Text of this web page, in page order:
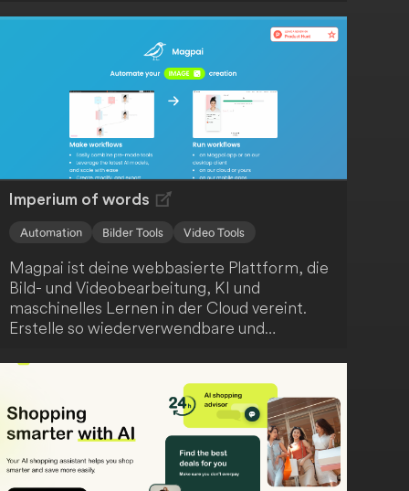
Team oder deine Kunden nur mit den
relevantesten Informationen versorgt
werden. Profitiere von einer effizienten und
ansprechenden Kommunikation.
Imperium of words
Automation Bilder Tools Video Tools
Magpai ist deine webbasierte Plattform, die
Bild- und Videobearbeitung, KI und
maschinelles Lernen in der Cloud vereint.
Erstelle so wiederverwendbare und
hinaus fördert Magpai die Zusammenarbeit,
indem es Bearbeitungsknotenpunkte für dein
gesamtes Team zugänglich macht.